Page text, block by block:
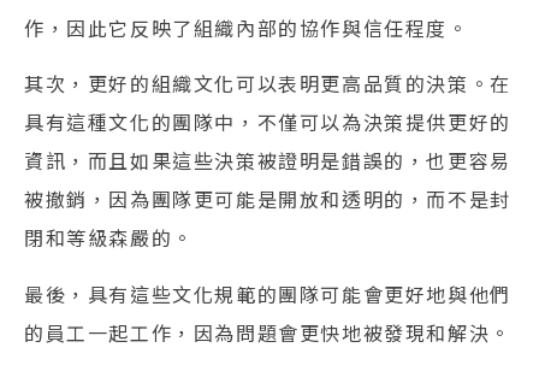
作，因此它反映了組織內部的協作與信任程度。
其次，更好的組織文化可以表明更高品質的決策。在
具有這種文化的團隊中，不僅可以為決策提供更好的
資訊，而且如果這些決策被證明是錯誤的，也更容易
被撤銷，因為團隊更可能是開放和透明的，而不是封
閉和等級森嚴的。
最後，具有這些文化規範的團隊可能會更好地與他們
的員工一起工作，因為問題會更快地被發現和解決。